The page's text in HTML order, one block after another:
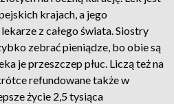
krajach, a jego
z całego świata. Siostry
zebrać pieniądze, bo obie są
je przeszczep płuc. Liczą też na
refundowane także w
życie 2,5 tysiąca